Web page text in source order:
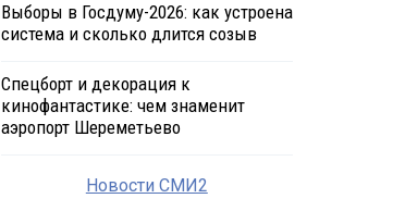
Выборы в Госдуму-2026: как устроена
система и сколько длится созыв
Спецборт и декорация к
кинофантастике: чем знаменит
аэропорт Шереметьево
Новости СМИ2